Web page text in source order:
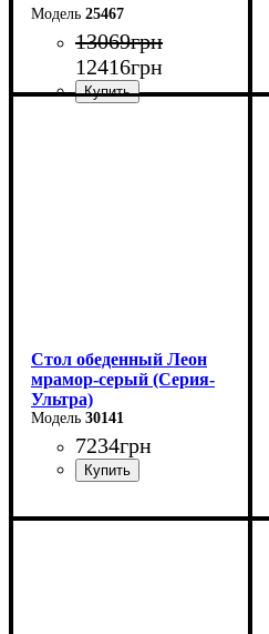
25467
13069грн
12416грн
Стол обеденный Леон
мрамор-серый (Серия-
Ультра)
30141
7234грн
Длина - 120 (+40) см